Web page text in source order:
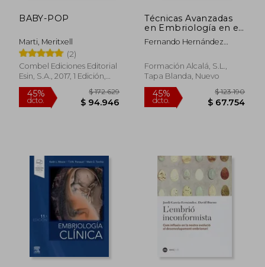
BABY-POP
Marti, Meritxell
(2)
Combel Ediciones Editorial
Esin, S.A., 2017, 1 Edición,
Tapa Dura, Nuevo
45%
dcto.
$ 172.629
$ 94.946
Técnicas Avanzadas
en Embriología en el
Laboratorio de
Reproducción
Fernando Hernández
Formación Alcalá, S.L.,
Tapa Blanda, Nuevo
45%
dcto.